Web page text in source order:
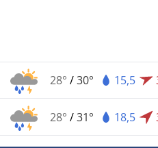
28° /30° 15,5
28° /31° 18,5